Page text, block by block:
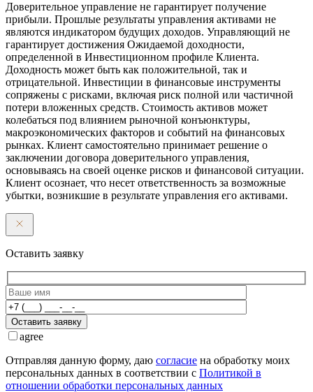
Доверительное управление не гарантирует получение
прибыли. Прошлые результаты управления активами не
являются индикатором будущих доходов. Управляющий не
гарантирует достижения Ожидаемой доходности,
определенной в Инвестиционном профиле Клиента.
Доходность может быть как положительной, так и
отрицательной. Инвестиции в финансовые инструменты
сопряжены с рисками, включая риск полной или частичной
потери вложенных средств. Стоимость активов может
колебаться под влиянием рыночной конъюнктуры,
макроэкономических факторов и событий на финансовых
рынках. Клиент самостоятельно принимает решение о
заключении договора доверительного управления,
основываясь на своей оценке рисков и финансовой ситуации.
Клиент осознает, что несет ответственность за возможные
убытки, возникшие в результате управления его активами.
Оставить заявку
Оставить заявку
agree
Отправляя данную форму, даю согласие на обработку моих
персональных данных в соответствии с Политикой в
отношении обработки персональных данных